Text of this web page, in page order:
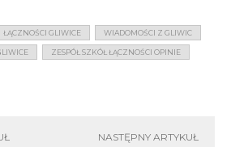
ŁĄCZNOŚCI GLIWICE WIADOMOŚCI Z GLIWIC
ZESPÓŁ SZKÓŁ ŁĄCZNOŚCI OPINIE
NASTĘPNY ARTYKUŁ